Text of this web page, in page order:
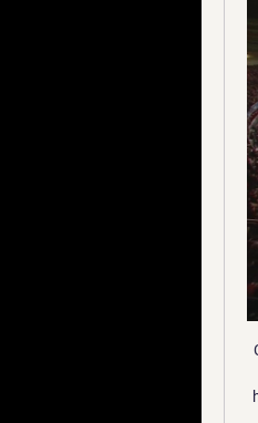
Cuenca. Cada vez crece más el número